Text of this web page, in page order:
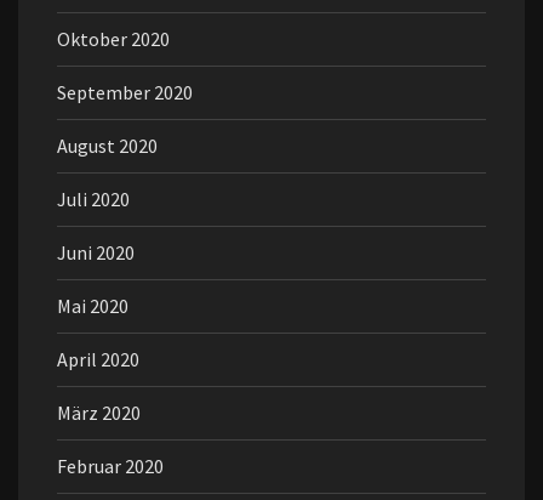
Oktober 2020
September 2020
August 2020
Juli 2020
Juni 2020
Mai 2020
April 2020
März 2020
Februar 2020